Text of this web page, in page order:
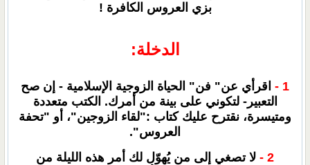
بزي العروس الكافرة !
الدخلة:
1 -
اقرأي عن" فن" الحياة الزوجية الإسلامية - إن صح
التعبير- لتكوني على بينة من أمرك. الكتب متعددة
ومتيسرة، نقترح عليك كتاب :"لقاء الزوجين"، أو "تحفة
العروس".
2 -
لا تصغي إلى من يُهوّل لك أمر هذه الليلة من